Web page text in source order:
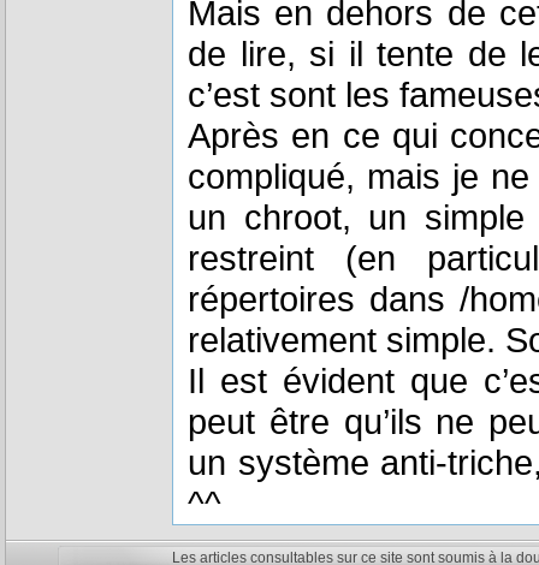
Mais en dehors de
de lire, si il tente de
c’est sont les
Après en ce qui
compliqué, mais je
un chroot, un
restreint (en
répertoires dans /
relativement simple.
Il est évident que
peut être qu’ils ne
un système anti-
^^
Les articles consultables sur ce site sont soumis à la